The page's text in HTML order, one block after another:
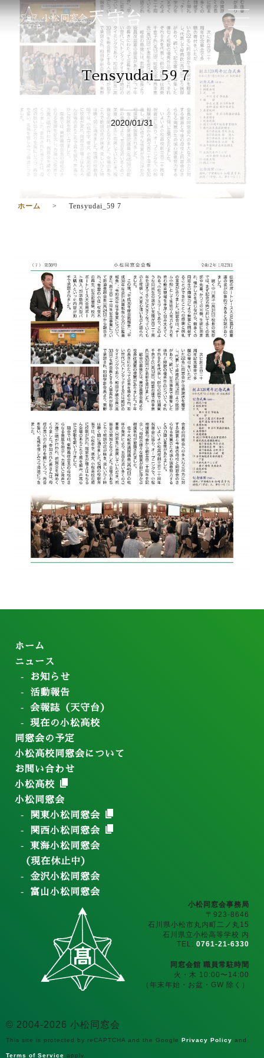
Tensyudai_59 7
2020/01/31
ホーム Tensyudai_59 7
ホーム
ニュース
お知らせ
活動報告
会報誌（天守台）
現在の小松高校
同窓会の予定
小松高校同窓会について
お問い合わせ
小松高校
小松同窓会
関東小松同窓会
関西小松同窓会
東海小松同窓会
（現在休止中）
金沢小松同窓会
富山小松同窓会
小松同窓会事務局
〒923-8646
石川県小松市丸内町二ノ丸15
石川県立小松高等学校 内
TEL: 0761-21-6330
同窓会館 職員常駐時間
火・木 10:00〜14:00
（年末年始・お盆・GW 除く）
© 2004-2026 小松同窓会
This site is protected by reCAPTCHA and the Google Privacy Policy and
Terms of Service apply.